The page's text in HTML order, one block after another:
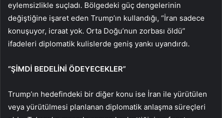
eylemsizlikle suçladı. Bölgedeki güç dengelerinin
değiştiğine işaret eden Trump’ın kullandığı, “İran sadece
konuşuyor, icraat yok. Orta Doğu’nun zorbası öldü”
ifadeleri diplomatik kulislerde geniş yankı uyandırdı.
“ŞİMDİ BEDELİNİ ÖDEYECEKLER”
Trump’ın hedefindeki bir diğer konu ise İran ile yürütülen
veya yürütülmesi planlanan diplomatik anlaşma süreçleri